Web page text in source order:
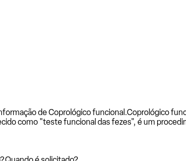
de Coprológico funcional.Coprológico
como "teste funcional das fezes", é um